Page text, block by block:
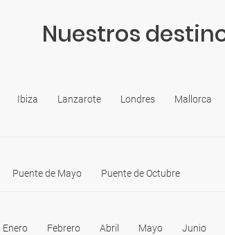
Nuestros
Ibiza Lanzarote Londres Mallorca
Puente de Mayo Puente de Octubre
Enero Febrero Abril Mayo Junio